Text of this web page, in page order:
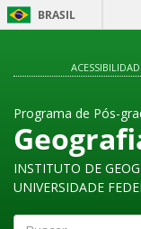
BRASIL
Programa de Pós-
INSTITUTO DE
UNIVERSIDADE